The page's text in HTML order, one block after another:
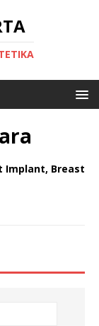
Implant, Breast